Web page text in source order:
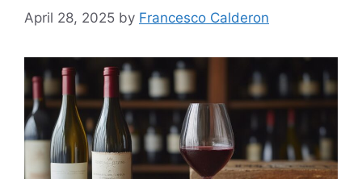
April 28, 2025 by Francesco Calderon